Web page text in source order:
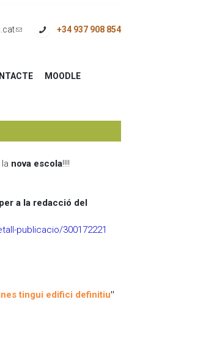
+34 937 908 854
(link
mail)
MOODLE
nova escola!!!!
a la redacció del
publicacio/300172221
tingui edifici definitiu"